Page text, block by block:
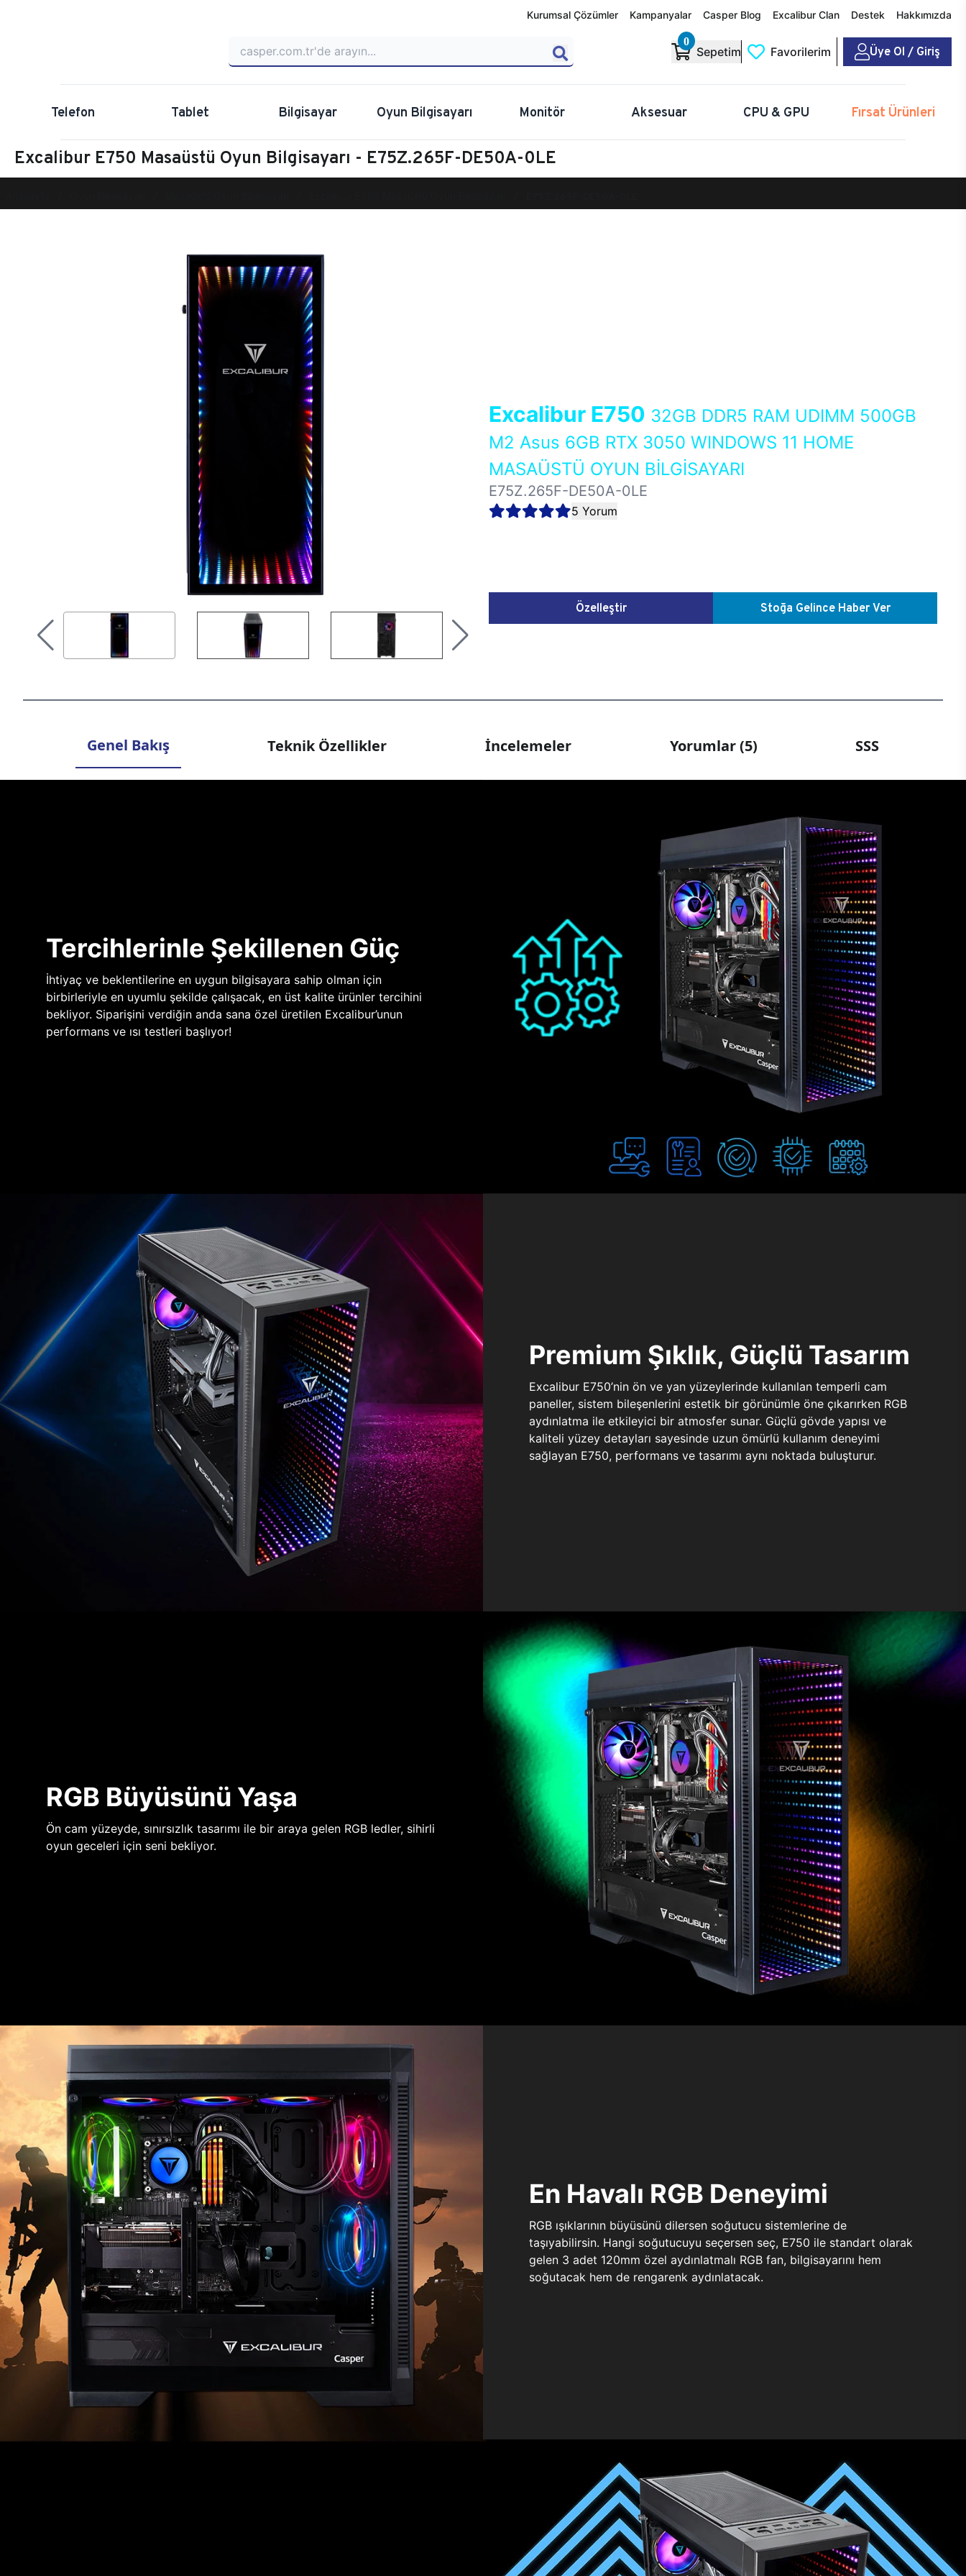
Kurumsal Çözümler Kampanyalar Casper Blog Excalibur Clan Destek Hakkımızda
0
Sepetim Favorilerim Üye Ol / Giriş
Telefon Tablet Bilgisayar Oyun Bilgisayarı Monitör Aksesuar CPU & GPU Fırsat Ürünleri
Excalibur E750 Masaüstü Oyun Bilgisayarı - E75Z.265F-DE50A-0LE
Excalibur E750 32GB DDR5 RAM UDIMM 500GB
M2 Asus 6GB RTX 3050 WINDOWS 11 HOME
MASAÜSTÜ OYUN BİLGİSAYARI
E75Z.265F-DE50A-0LE
5 Yorum
Özelleştir Stoğa Gelince Haber Ver
Genel Bakış Teknik Özellikler İncelemeler Yorumlar (5) SSS
Tercihlerinle Şekillenen Güç
İhtiyaç ve beklentilerine en uygun bilgisayara sahip olman için
birbirleriyle en uyumlu şekilde çalışacak, en üst kalite ürünler tercihini
bekliyor. Siparişini verdiğin anda sana özel üretilen Excalibur’unun
performans ve ısı testleri başlıyor!
Premium Şıklık, Güçlü Tasarım
Excalibur E750’nin ön ve yan yüzeylerinde kullanılan temperli cam
paneller, sistem bileşenlerini estetik bir görünümle öne çıkarırken RGB
aydınlatma ile etkileyici bir atmosfer sunar. Güçlü gövde yapısı ve
kaliteli yüzey detayları sayesinde uzun ömürlü kullanım deneyimi
sağlayan E750, performans ve tasarımı aynı noktada buluşturur.
RGB Büyüsünü Yaşa
Ön cam yüzeyde, sınırsızlık tasarımı ile bir araya gelen RGB ledler, sihirli
oyun geceleri için seni bekliyor.
En Havalı RGB Deneyimi
RGB ışıklarının büyüsünü dilersen soğutucu sistemlerine de
taşıyabilirsin. Hangi soğutucuyu seçersen seç, E750 ile standart olarak
gelen 3 adet 120mm özel aydınlatmalı RGB fan, bilgisayarını hem
soğutacak hem de rengarenk aydınlatacak.